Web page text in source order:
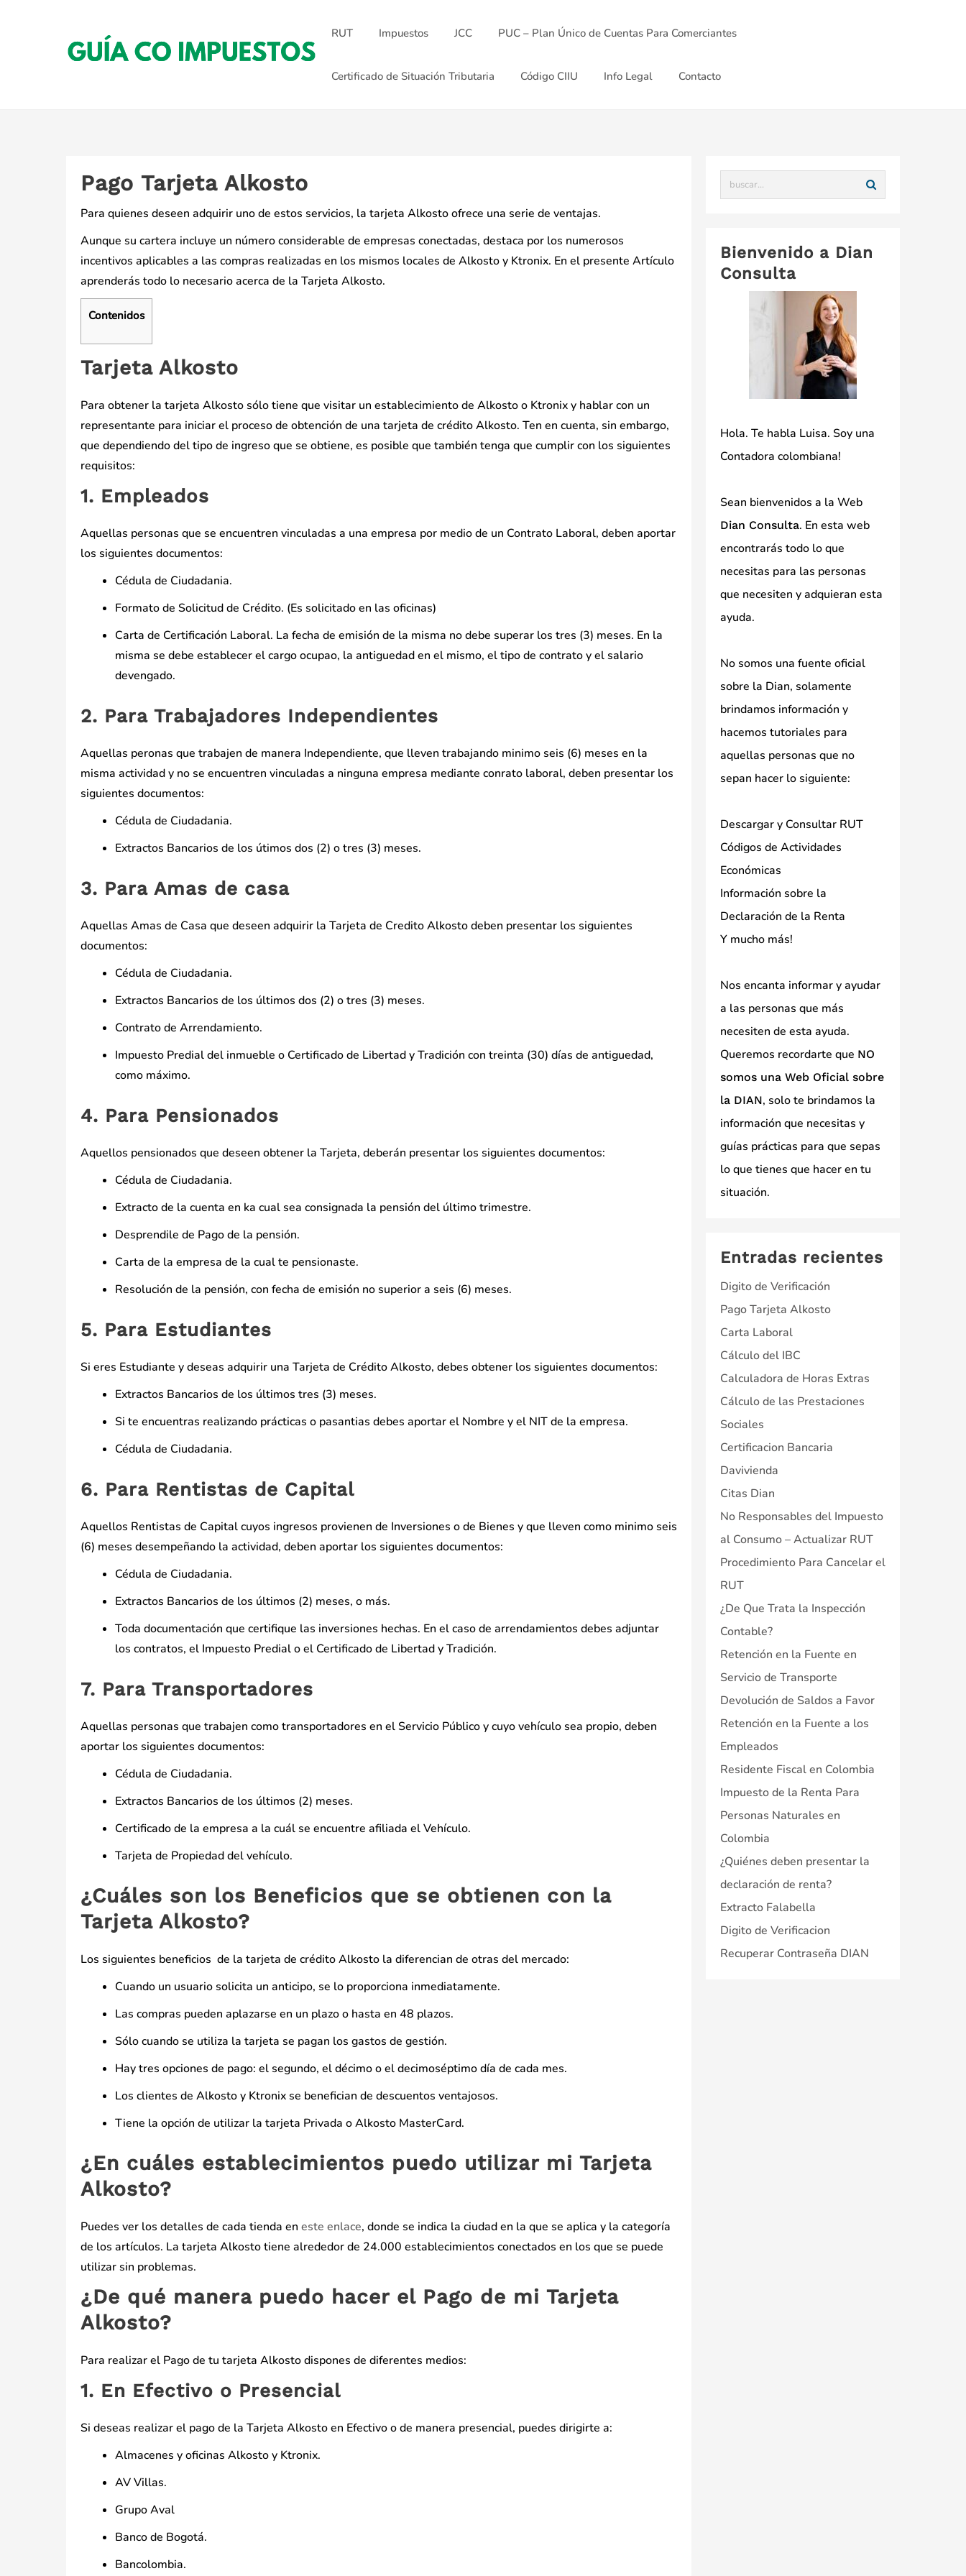
RUT Impuestos JCC PUC – Plan Único de Cuentas Para Comerciantes
Certificado de Situación Tributaria Código CIIU Info Legal Contacto
Pago Tarjeta Alkosto
Para quienes deseen adquirir uno de estos servicios, la tarjeta Alkosto ofrece una serie de ventajas.
Aunque su cartera incluye un número considerable de empresas conectadas, destaca por los numerosos
incentivos aplicables a las compras realizadas en los mismos locales de Alkosto y Ktronix. En el presente Artículo
aprenderás todo lo necesario acerca de la Tarjeta Alkosto.
Contenidos
Tarjeta Alkosto
Para obtener la tarjeta Alkosto sólo tiene que visitar un establecimiento de Alkosto o Ktronix y hablar con un
representante para iniciar el proceso de obtención de una tarjeta de crédito Alkosto. Ten en cuenta, sin embargo,
que dependiendo del tipo de ingreso que se obtiene, es posible que también tenga que cumplir con los siguientes
requisitos:
1. Empleados
Aquellas personas que se encuentren vinculadas a una empresa por medio de un Contrato Laboral, deben aportar
los siguientes documentos:
Cédula de Ciudadania.
Formato de Solicitud de Crédito. (Es solicitado en las oficinas)
Carta de Certificación Laboral. La fecha de emisión de la misma no debe superar los tres (3) meses. En la
misma se debe establecer el cargo ocupao, la antiguedad en el mismo, el tipo de contrato y el salario
devengado.
2. Para Trabajadores Independientes
Aquellas peronas que trabajen de manera Independiente, que lleven trabajando minimo seis (6) meses en la
misma actividad y no se encuentren vinculadas a ninguna empresa mediante conrato laboral, deben presentar los
siguientes documentos:
Cédula de Ciudadania.
Extractos Bancarios de los útimos dos (2) o tres (3) meses.
3. Para Amas de casa
Aquellas Amas de Casa que deseen adquirir la Tarjeta de Credito Alkosto deben presentar los siguientes
documentos:
Cédula de Ciudadania.
Extractos Bancarios de los últimos dos (2) o tres (3) meses.
Contrato de Arrendamiento.
Impuesto Predial del inmueble o Certificado de Libertad y Tradición con treinta (30) días de antiguedad,
como máximo.
4. Para Pensionados
Aquellos pensionados que deseen obtener la Tarjeta, deberán presentar los siguientes documentos:
Cédula de Ciudadania.
Extracto de la cuenta en ka cual sea consignada la pensión del último trimestre.
Desprendile de Pago de la pensión.
Carta de la empresa de la cual te pensionaste.
Resolución de la pensión, con fecha de emisión no superior a seis (6) meses.
5. Para Estudiantes
Si eres Estudiante y deseas adquirir una Tarjeta de Crédito Alkosto, debes obtener los siguientes documentos:
Extractos Bancarios de los últimos tres (3) meses.
Si te encuentras realizando prácticas o pasantias debes aportar el Nombre y el NIT de la empresa.
Cédula de Ciudadania.
6. Para Rentistas de Capital
Aquellos Rentistas de Capital cuyos ingresos provienen de Inversiones o de Bienes y que lleven como minimo seis
(6) meses desempeñando la actividad, deben aportar los siguientes documentos:
Cédula de Ciudadania.
Extractos Bancarios de los últimos (2) meses, o más.
Toda documentación que certifique las inversiones hechas. En el caso de arrendamientos debes adjuntar
los contratos, el Impuesto Predial o el Certificado de Libertad y Tradición.
7. Para Transportadores
Aquellas personas que trabajen como transportadores en el Servicio Público y cuyo vehículo sea propio, deben
aportar los siguientes documentos:
Cédula de Ciudadania.
Extractos Bancarios de los últimos (2) meses.
Certificado de la empresa a la cuál se encuentre afiliada el Vehículo.
Tarjeta de Propiedad del vehículo.
¿Cuáles son los Beneficios que se obtienen con la
Tarjeta Alkosto?
Los siguientes beneficios de la tarjeta de crédito Alkosto la diferencian de otras del mercado:
Cuando un usuario solicita un anticipo, se lo proporciona inmediatamente.
Las compras pueden aplazarse en un plazo o hasta en 48 plazos.
Sólo cuando se utiliza la tarjeta se pagan los gastos de gestión.
Hay tres opciones de pago: el segundo, el décimo o el decimoséptimo día de cada mes.
Los clientes de Alkosto y Ktronix se benefician de descuentos ventajosos.
Tiene la opción de utilizar la tarjeta Privada o Alkosto MasterCard.
¿En cuáles establecimientos puedo utilizar mi Tarjeta
Alkosto?
Puedes ver los detalles de cada tienda en este enlace, donde se indica la ciudad en la que se aplica y la categoría
de los artículos. La tarjeta Alkosto tiene alrededor de 24.000 establecimientos conectados en los que se puede
utilizar sin problemas.
¿De qué manera puedo hacer el Pago de mi Tarjeta
Alkosto?
Para realizar el Pago de tu tarjeta Alkosto dispones de diferentes medios:
1. En Efectivo o Presencial
Si deseas realizar el pago de la Tarjeta Alkosto en Efectivo o de manera presencial, puedes dirigirte a:
Almacenes y oficinas Alkosto y Ktronix.
AV Villas.
Grupo Aval
Banco de Bogotá.
Bancolombia.
Bienvenido a Dian
Consulta
Hola. Te habla Luisa. Soy una
Contadora colombiana!
Sean bienvenidos a la Web
Dian Consulta. En esta web
encontrarás todo lo que
necesitas para las personas
que necesiten y adquieran esta
ayuda.
No somos una fuente oficial
sobre la Dian, solamente
brindamos información y
hacemos tutoriales para
aquellas personas que no
sepan hacer lo siguiente:
Descargar y Consultar RUT
Códigos de Actividades
Económicas
Información sobre la
Declaración de la Renta
Y mucho más!
Nos encanta informar y ayudar
a las personas que más
necesiten de esta ayuda.
Queremos recordarte que NO
somos una Web Oficial sobre
la DIAN, solo te brindamos la
información que necesitas y
guías prácticas para que sepas
lo que tienes que hacer en tu
situación.
Entradas recientes
Digito de Verificación
Pago Tarjeta Alkosto
Carta Laboral
Cálculo del IBC
Calculadora de Horas Extras
Cálculo de las Prestaciones
Sociales
Certificacion Bancaria
Davivienda
Citas Dian
No Responsables del Impuesto
al Consumo – Actualizar RUT
Procedimiento Para Cancelar el
RUT
¿De Que Trata la Inspección
Contable?
Retención en la Fuente en
Servicio de Transporte
Devolución de Saldos a Favor
Retención en la Fuente a los
Empleados
Residente Fiscal en Colombia
Impuesto de la Renta Para
Personas Naturales en
Colombia
¿Quiénes deben presentar la
declaración de renta?
Extracto Falabella
Digito de Verificacion
Recuperar Contraseña DIAN